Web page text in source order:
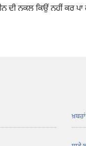
ਦੀ ਨਕਲ ਕਿਉਂ ਨਹੀਂ ਕਰ ਪਾ
ਖ਼ਬਰਾਂ